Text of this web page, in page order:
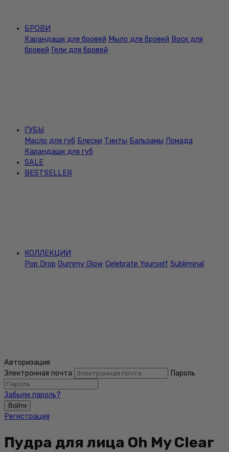
БРОВИ
Карандаши для бровей Мыло для бровей Воск для
бровей Гели для бровей
ГУБЫ
Масло для губ Блески Тинты Бальзамы Помада
Карандаши для губ
SALE
BESTSELLER
КОЛЛЕКЦИИ
Pop Drop Gummy Glow Celebrate Yourself Subliminal
Авторизация
Электронная почта
Пароль
Забыли пароль?
Войти
Регистрация
Пудра для лица Oh My Clear